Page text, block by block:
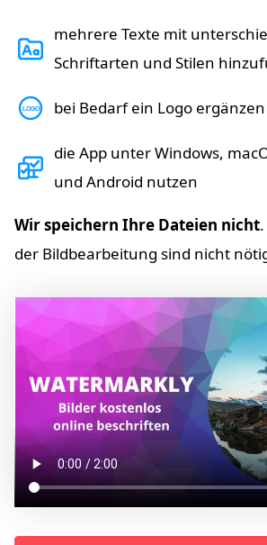
mehrere Texte mit
Schriftarten und Stilen
LOGO bei Bedarf ein Logo ergänzen
die App unter Windows,
und Android nutzen
Wir speichern Ihre Dateien nicht
der Bildbearbeitung sind nicht